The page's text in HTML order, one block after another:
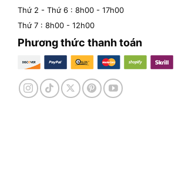
Thứ 2 - Thứ 6 : 8h00 - 17h00
Thứ 7 : 8h00 - 12h00
Phương thức thanh toán